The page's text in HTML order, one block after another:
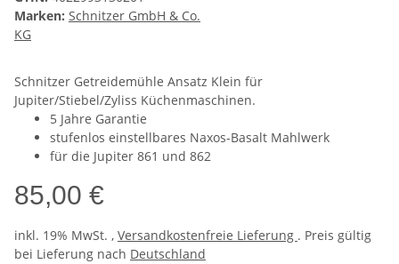
Marken: Schnitzer GmbH & Co.
KG
Schnitzer Getreidemühle Ansatz Klein für
Jupiter/Stiebel/Zyliss Küchenmaschinen.
5 Jahre Garantie
stufenlos einstellbares Naxos-Basalt Mahlwerk
für die Jupiter 861 und 862
85,00 €
inkl. 19% MwSt. , Versandkostenfreie Lieferung . Preis gültig
bei Lieferung nach Deutschland